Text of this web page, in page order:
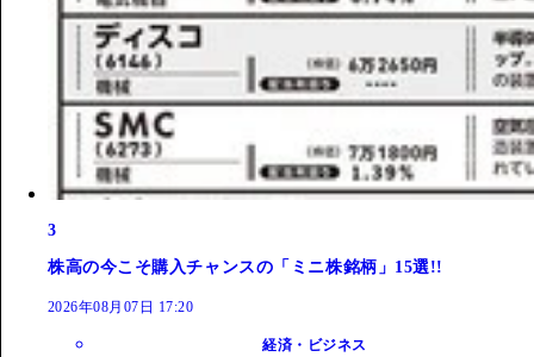
3
株高の今こそ購入チャンスの「ミニ株銘柄」15選!!
2026年08月07日 17:20
経済・ビジネス